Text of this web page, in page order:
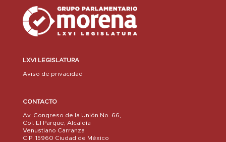
LXVI LEGISLATURA
Aviso de privacidad
CONTACTO
Av. Congreso de la Unión No. 66,
Col. El Parque, Alcaldía
Venustiano Carranza
C.P. 15960 Ciudad de México